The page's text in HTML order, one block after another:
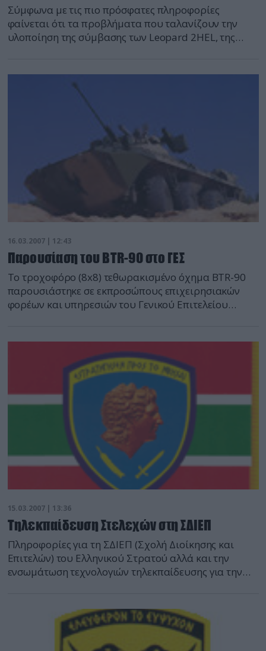
Σύμφωνα με τις πιο πρόσφατες πληροφορίες
φαίνεται ότι τα προβλήματα που ταλανίζουν την
υλοποίηση της σύμβασης των Leopard 2HEL, της
16.03.2007 | 12:43
Παρουσίαση του BTR-90 στο ΓΕΣ
Το τροχοφόρο (8x8) τεθωρακισμένο όχημα BTR-90
παρουσιάστηκε σε εκπροσώπους επιχειρησιακών
φορέων και υπηρεσιών του Γενικού Επιτελείου
15.03.2007 | 13:36
Τηλεκπαίδευση Στελεχών στη ΣΔΙΕΠ
Πληροφορίες για τη ΣΔΙΕΠ (Σχολή Διοίκησης και
Επιτελών) του Ελληνικού Στρατού αλλά και την
ενσωμάτωση τεχνολογιών τηλεκπαίδευσης για την